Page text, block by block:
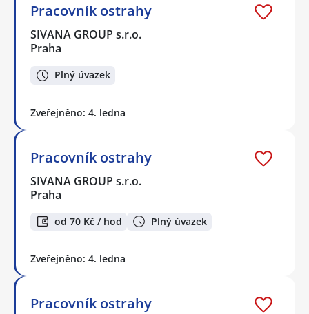
Pracovník ostrahy
SIVANA GROUP s.r.o.
Praha
Plný úvazek
Zveřejněno: 4. ledna
Pracovník ostrahy
SIVANA GROUP s.r.o.
Praha
od 70 Kč / hod Plný úvazek
Zveřejněno: 4. ledna
Pracovník ostrahy